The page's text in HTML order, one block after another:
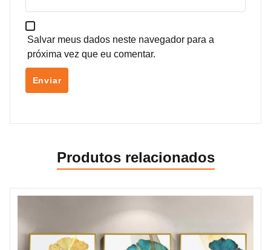
Salvar meus dados neste navegador para a
próxima vez que eu comentar.
Produtos relacionados